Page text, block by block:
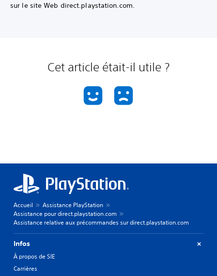
sur le site Web direct.playstation.com.
Cet article était-il utile ?
Accueil
Assistance PlayStation
Assistance pour direct.playstation.com
Assistance relative aux précommandes sur direct.playstation.com
Infos
À propos de SIE
Carrières